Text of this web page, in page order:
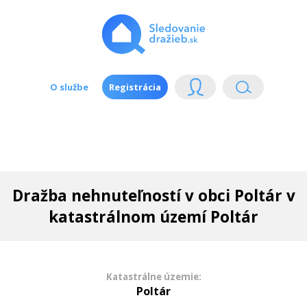
O službe Registrácia
Dražba nehnuteľností v obci Poltár v
katastrálnom území Poltár
Katastrálne územie:
Poltár